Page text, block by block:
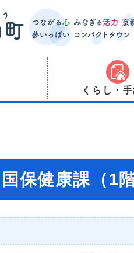
くらし・
国保健康課（1